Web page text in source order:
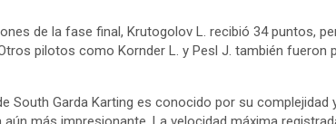
de la fase final, Krutogolov L. recibió 34 puntos,
pilotos como Kornder L. y Pesl J. también fueron
South Garda Karting es conocido por su complejidad